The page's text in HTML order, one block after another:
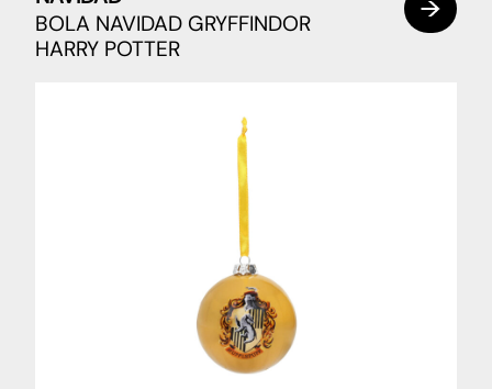
BOLA NAVIDAD GRYFFINDOR
HARRY POTTER